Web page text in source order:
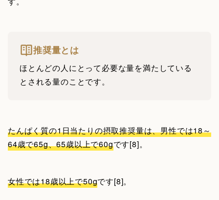
推奨量とは
ほとんどの人にとって必要な量を満たしている
とされる量のことです。
たんぱく質の1日当たりの摂取推奨量は、男性では18～
64歳で65g、65歳以上で60gです[8]。
女性では18歳以上で50gです[8]。